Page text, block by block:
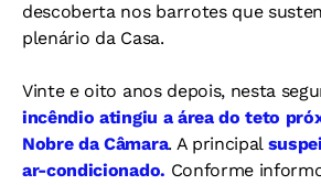
descoberta nos barrotes que
plenário da Casa.
Vinte e oito anos depois, nesta
incêndio atingiu a área do teto
Nobre da Câmara. A principal
ar-condicionado. Conforme